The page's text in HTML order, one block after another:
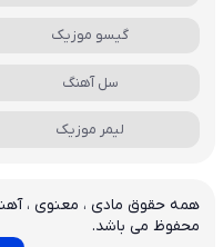
گیسو موزیک
سل آهنگ
لیمر موزیک
همه حقوق مادی ، معنوی ،
محفوظ می باشد.